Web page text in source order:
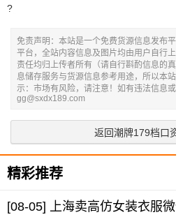
?
免责声明：本站是一个免费货源信息发布
平台，全站内容信息及图片均由用户自行
责任均归上传者所有（请自行斟酌信息的
息储存服务与货源信息参考用途，所以本
示：市场有风险，请注意！如有违法信息
gg@sxdx189.com
返回潮牌179档口
精彩推荐
[08-05] 上海卖高仿女装衣服